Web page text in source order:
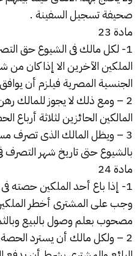
صحيفة تسجيل السفينة .
مادة 23
1- لكل مالك فى الشيوع حق
الملكين الآخرين الا إذا كان
الجنسية المصرية فيلزم أن
2 – ومع ذلك لا يجوز للمالك
المالكين الحائزين لثلاثة
3 – ويظل المالك الذى تصرف
بالشيوع حتى تاريخ شهر
مادة 24
1- إذا باع أحد الملكين حصته
وجب على المشترى أخطر
مصحوب بعلم وصول بالبيع
2 – ولكل مالك أن يسترد